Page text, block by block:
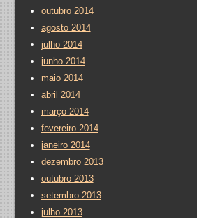
outubro 2014
agosto 2014
julho 2014
junho 2014
maio 2014
abril 2014
março 2014
fevereiro 2014
janeiro 2014
dezembro 2013
outubro 2013
setembro 2013
julho 2013